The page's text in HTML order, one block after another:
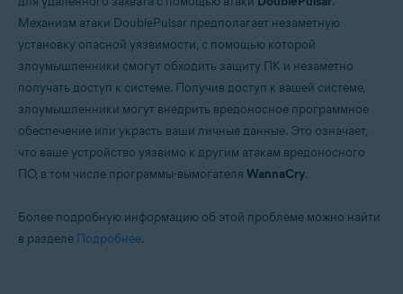
Механизм атаки DoublePulsar предполагает незаметную
установку опасной уязвимости, с помощью которой
злоумышленники смогут обходить защиту ПК и незаметно
получать доступ к системе. Получив доступ к вашей системе,
злоумышленники могут внедрить вредоносное программное
обеспечение или украсть ваши личные данные. Это означает,
что ваше устройство уязвимо к другим атакам вредоносного
ПО, в том числе программы-вымогателя WannaCry.
Более подробную информацию об этой проблеме можно найти
в разделе Подробнее.